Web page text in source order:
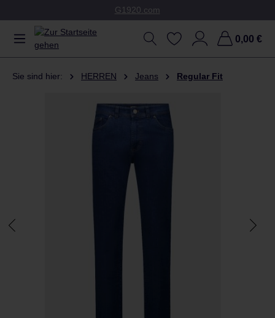
G1920.com
0,00 €
Sie sind hier: HERREN Jeans Regular Fit